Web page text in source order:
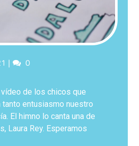
0
de los chicos que
tanto entusiasmo nuestro
El himno lo canta una de
Laura Rey. Esperamos